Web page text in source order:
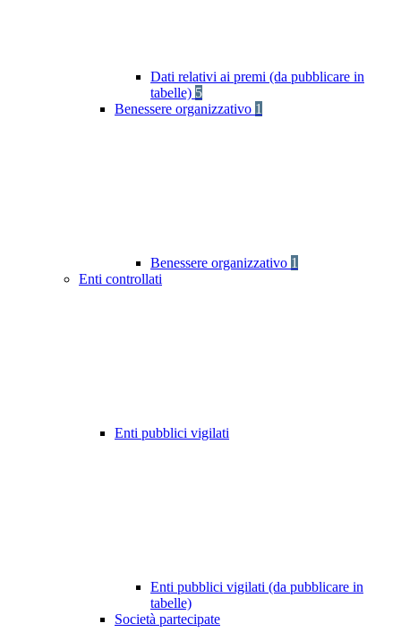
Dati relativi ai premi (da pubblicare in
tabelle) 5
Benessere organizzativo 1
Benessere organizzativo 1
Enti controllati
Enti pubblici vigilati
Enti pubblici vigilati (da pubblicare in
tabelle)
Società partecipate